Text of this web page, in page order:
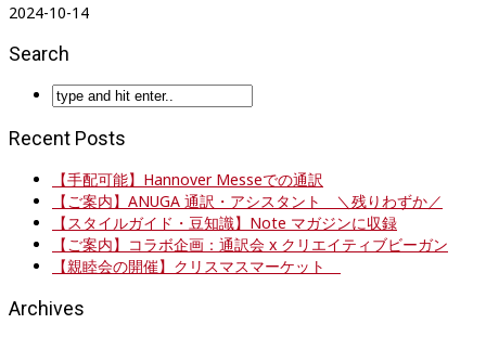
2024-10-14
Search
Recent Posts
【手配可能】Hannover Messeでの通訳
【ご案内】ANUGA 通訳・アシスタント ＼残りわずか／
【スタイルガイド・豆知識】Note マガジンに収録
【ご案内】コラボ企画：通訳会 x クリエイティブビーガン
【親睦会の開催】クリスマスマーケット
Archives